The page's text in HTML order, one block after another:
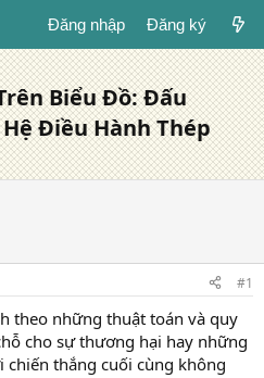
Đăng nhập Đăng ký
Biểu Đồ: Đấu
Điều Hành Thép
#1
theo những thuật toán và quy
cho sự thương hại hay những
thắng cuối cùng không